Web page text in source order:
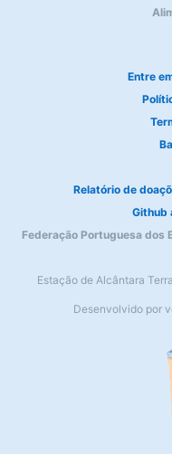
Entre
Relatório de
Github
Federação Portuguesa dos
Estação de Alcântara
Desenvolvido por